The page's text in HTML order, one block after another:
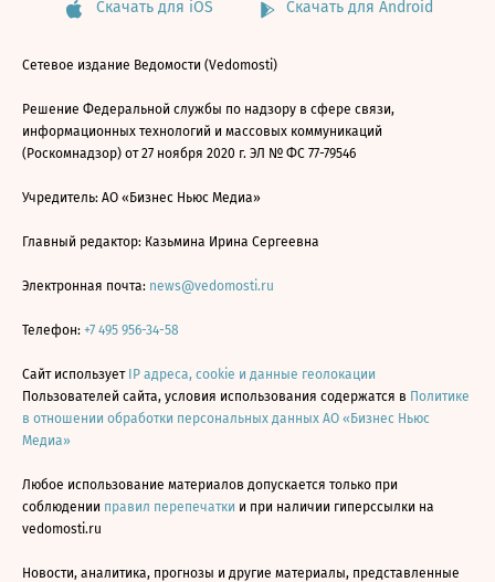
Скачать для iOS Скачать для Android
Сетевое издание Ведомости (Vedomosti)
Решение Федеральной службы по надзору в сфере связи,
информационных технологий и массовых коммуникаций
(Роскомнадзор) от 27 ноября 2020 г. ЭЛ № ФС 77-79546
Учредитель: АО «Бизнес Ньюс Медиа»
Главный редактор: Казьмина Ирина Сергеевна
Электронная почта: news@vedomosti.ru
Телефон: +7 495 956-34-58
Сайт использует IP адреса, cookie и данные геолокации
Пользователей сайта, условия использования содержатся в Политике
в отношении обработки персональных данных АО «Бизнес Ньюс
Медиа»
Любое использование материалов допускается только при
соблюдении правил перепечатки и при наличии гиперссылки на
vedomosti.ru
Новости, аналитика, прогнозы и другие материалы, представленные